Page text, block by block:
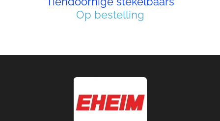
Op bestelling